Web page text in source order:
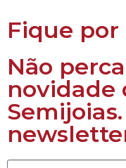
Fique
Não
novidade